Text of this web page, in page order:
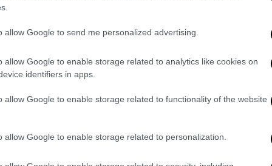
allow Google to send me personalized advertising.
allow Google to enable storage related to analytics like cookies on
identifiers in apps.
allow Google to enable storage related to functionality of the website
allow Google to enable storage related to personalization.
που προσπαθεί να ξεφύγει από τις
στο μπαρ του πατέρα του. Εκεί,
ανακαλύπτει ότι το πραγματικό